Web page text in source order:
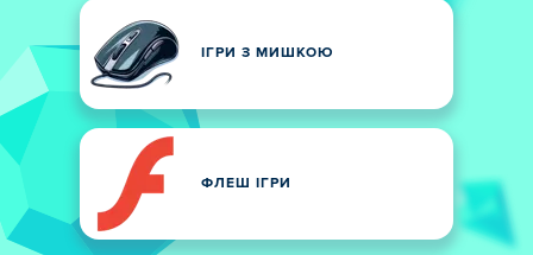
ІГРИ З МИШКОЮ
ФЛЕШ ІГРИ